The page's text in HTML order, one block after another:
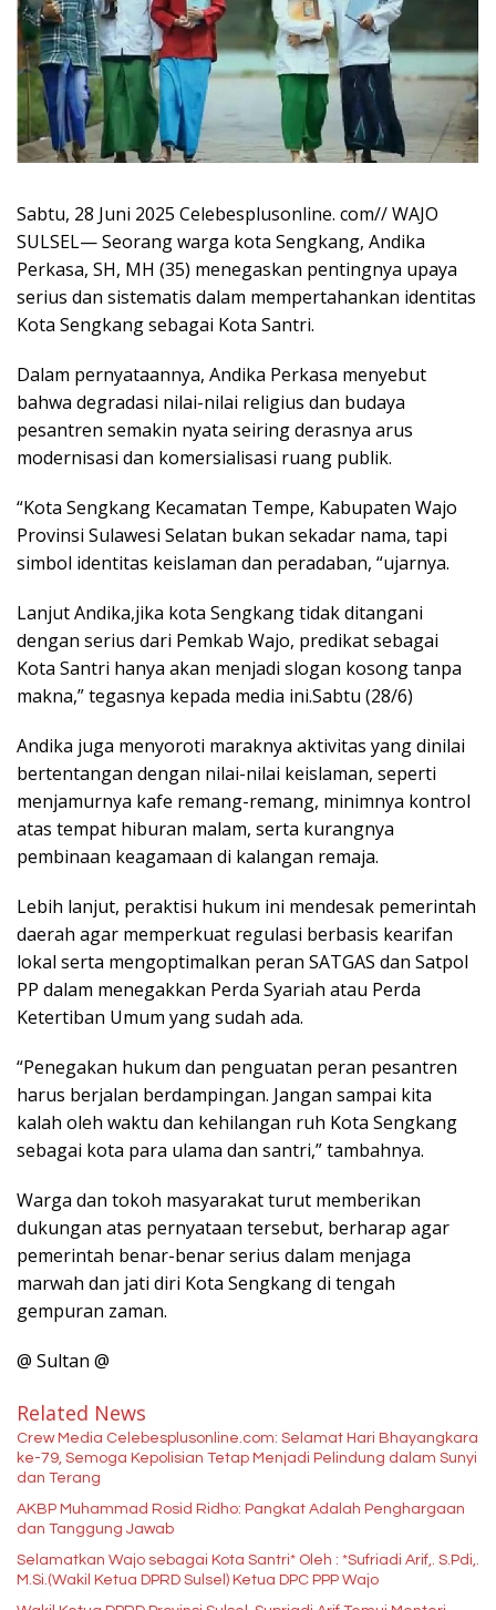
Sabtu, 28 Juni 2025 Celebesplusonline. com// WAJO
SULSEL— Seorang warga kota Sengkang, Andika
Perkasa, SH, MH (35) menegaskan pentingnya upaya
serius dan sistematis dalam mempertahankan identitas
Kota Sengkang sebagai Kota Santri.
Dalam pernyataannya, Andika Perkasa menyebut
bahwa degradasi nilai-nilai religius dan budaya
pesantren semakin nyata seiring derasnya arus
modernisasi dan komersialisasi ruang publik.
“Kota Sengkang Kecamatan Tempe, Kabupaten Wajo
Provinsi Sulawesi Selatan bukan sekadar nama, tapi
simbol identitas keislaman dan peradaban, “ujarnya.
Lanjut Andika,jika kota Sengkang tidak ditangani
dengan serius dari Pemkab Wajo, predikat sebagai
Kota Santri hanya akan menjadi slogan kosong tanpa
makna,” tegasnya kepada media ini.Sabtu (28/6)
Andika juga menyoroti maraknya aktivitas yang dinilai
bertentangan dengan nilai-nilai keislaman, seperti
menjamurnya kafe remang-remang, minimnya kontrol
atas tempat hiburan malam, serta kurangnya
pembinaan keagamaan di kalangan remaja.
Lebih lanjut, peraktisi hukum ini mendesak pemerintah
daerah agar memperkuat regulasi berbasis kearifan
lokal serta mengoptimalkan peran SATGAS dan Satpol
PP dalam menegakkan Perda Syariah atau Perda
Ketertiban Umum yang sudah ada.
“Penegakan hukum dan penguatan peran pesantren
harus berjalan berdampingan. Jangan sampai kita
kalah oleh waktu dan kehilangan ruh Kota Sengkang
sebagai kota para ulama dan santri,” tambahnya.
Warga dan tokoh masyarakat turut memberikan
dukungan atas pernyataan tersebut, berharap agar
pemerintah benar-benar serius dalam menjaga
marwah dan jati diri Kota Sengkang di tengah
gempuran zaman.
@ Sultan @
Related News
Crew Media Celebesplusonline.com: Selamat Hari Bhayangkara
ke-79, Semoga Kepolisian Tetap Menjadi Pelindung dalam Sunyi
dan Terang
AKBP Muhammad Rosid Ridho: Pangkat Adalah Penghargaan
dan Tanggung Jawab
Selamatkan Wajo sebagai Kota Santri* Oleh : *Sufriadi Arif,. S.Pdi,.
M.Si.(Wakil Ketua DPRD Sulsel) Ketua DPC PPP Wajo